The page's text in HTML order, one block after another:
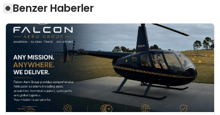
Benzer Haberler